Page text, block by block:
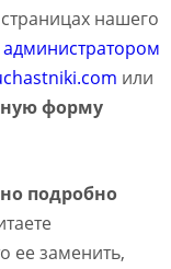
нашего
администратором
или
форму
подробно
ее заменить,